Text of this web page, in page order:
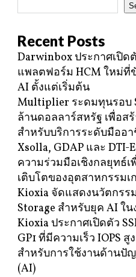
Recent Posts
Darwinbox ประกาศเปิด
แพลตฟอร์ม HCM ใหม่ที่
AI ตั้งแต่เริ่มต้น
Multiplier ระดมทุนรอบ
ล้านดอลลาร์สหรัฐ เพื่อส
สำหรับบริการระดับมืออ
Xsolla, GDAP และ DTI-
ความร่วมมือเชิงกลยุทธ์เ
เติบโตของอุตสาหกรรม
Kioxia จัดแสดงนวัตกรร
Storage สำหรับยุค AI ใน
Kioxia ประกาศเปิดตัว
GP1 ที่มีความเร็ว IOPS สู
สำหรับการใช้งานด้านปั
(AI)